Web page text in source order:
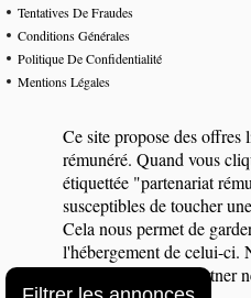
Tentatives De Fraudes
Conditions Générales
Politique De Confidentialité
Mentions Légales
Ce site propose des offres
rémunéré. Quand vous
étiquettée "partenariat
susceptibles de toucher
Cela nous permet de
l'hébergement de celui-ci.
programme eBay Partner